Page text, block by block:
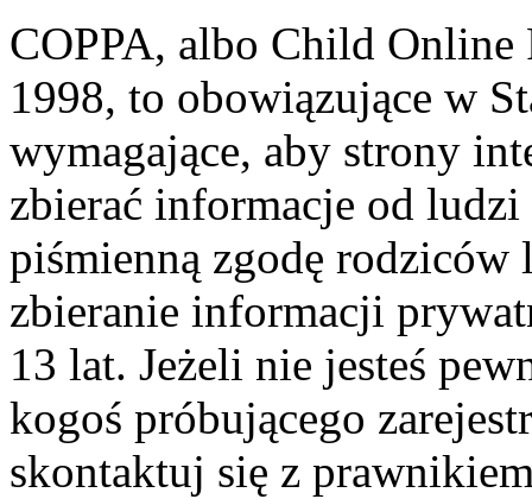
COPPA, albo Child
1998, to obowiązujące w
wymagające, aby strony
zbierać informacje od
piśmienną zgodę
zbieranie informacji
13 lat. Jeżeli nie jesteś
kogoś próbującego
skontaktuj się z